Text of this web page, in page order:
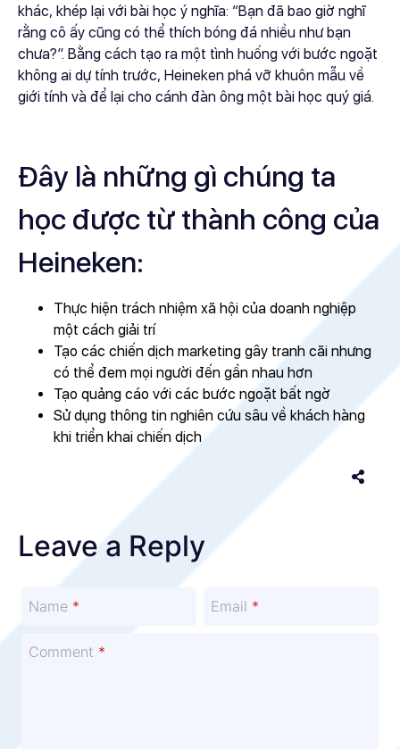
khác, khép lại với bài học ý nghĩa: “Bạn đã bao giờ nghĩ
rằng cô ấy cũng có thể thích bóng đá nhiều như bạn
chưa?”. Bằng cách tạo ra một tình huống với bước ngoặt
không ai dự tính trước, Heineken phá vỡ khuôn mẫu về
giới tính và để lại cho cánh đàn ông một bài học quý giá.
Đây là những gì chúng ta
học được từ thành công của
Heineken:
Thực hiện trách nhiệm xã hội của doanh nghiệp
một cách giải trí
Tạo các chiến dịch marketing gây tranh cãi nhưng
có thể đem mọi người đến gần nhau hơn
Tạo quảng cáo với các bước ngoặt bất ngờ
Sử dụng thông tin nghiên cứu sâu về khách hàng
khi triển khai chiến dịch
Leave a Reply
Comment *
Name * Email *